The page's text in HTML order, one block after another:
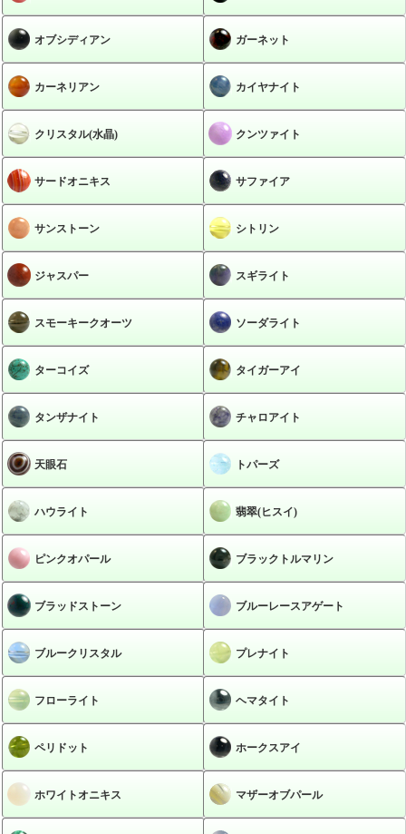
オブシディアン ガーネット
カーネリアン カイヤナイト
クリスタル(水晶) クンツァイト
サードオニキス サファイア
サンストーン シトリン
ジャスパー スギライト
スモーキークオーツ ソーダライト
ターコイズ タイガーアイ
タンザナイト チャロアイト
天眼石 トパーズ
ハウライト 翡翠(ヒスイ)
ピンクオパール ブラックトルマリン
ブラッドストーン ブルーレースアゲート
ブルークリスタル プレナイト
フローライト ヘマタイト
ペリドット ホークスアイ
ホワイトオニキス マザーオブパール